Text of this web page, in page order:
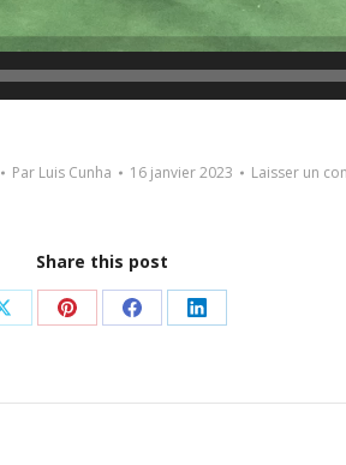
Par Luis Cunha 16 janvier 2023 Laisser un
Share this post
Partager
X
Partager
Pinterest
Partager
Facebook
Partager
LinkedIn